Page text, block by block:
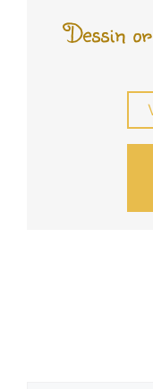
Dessin